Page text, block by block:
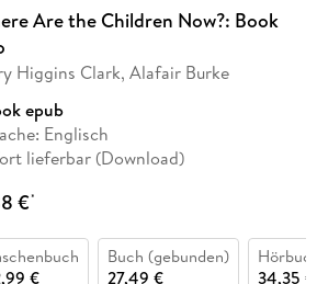
Are the Children Now?: Book
Higgins Clark, Alafair Burke
epub
Englisch
lieferbar (Download)
€*
€
Buch (gebunden)
27,49 €
34,35 €